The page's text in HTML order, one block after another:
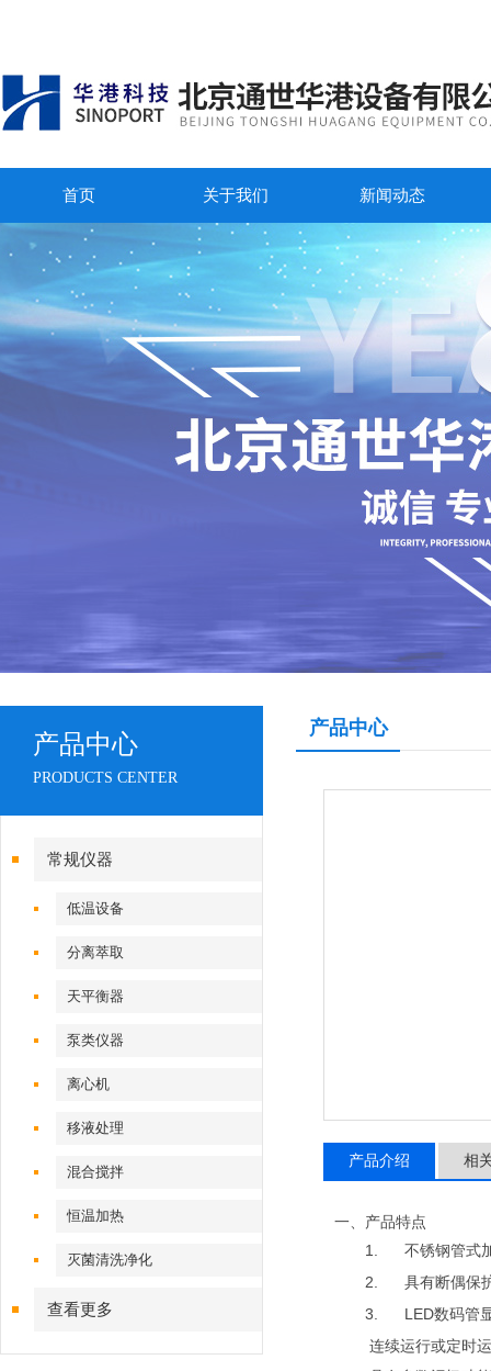
首页 关于我们 新闻动态
产品中心
PRODUCTS CENTER
常规仪器
低温设备
分离萃取
天平衡器
泵类仪器
离心机
移液处理
混合搅拌
恒温加热
灭菌清洗净化
查看更多
产品中心
产品介绍 相
一、产品特点
1.
不锈钢管式
2.
具有断偶保
3.
LED数码管
连续运行或定时